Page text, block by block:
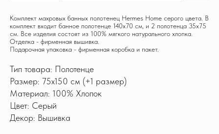
Комплект махровых банных полотенец Hermes Home серого цвета. В
комплект входит банное полотенце 140x70 см, и 2 полотенца 35х75
см. Все изделия состоят из 100% мягкого натурального хлопка.
Отделка - фирменная вышивка.
Подарочная упаковка - фирменная коробка и пакет.
Тип товара: Полотенце
Размер: 75x150 см (+1 размер)
Материал: 100% Хлопок
Цвет: Серый
Декор: Вышивка